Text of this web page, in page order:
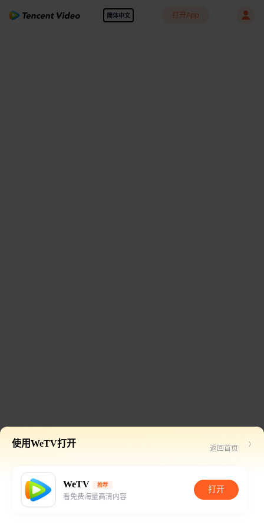
简体中文 打开App
使用WeTV打开 返回首页
WeTV 推荐
看免费海量高清内容
打开